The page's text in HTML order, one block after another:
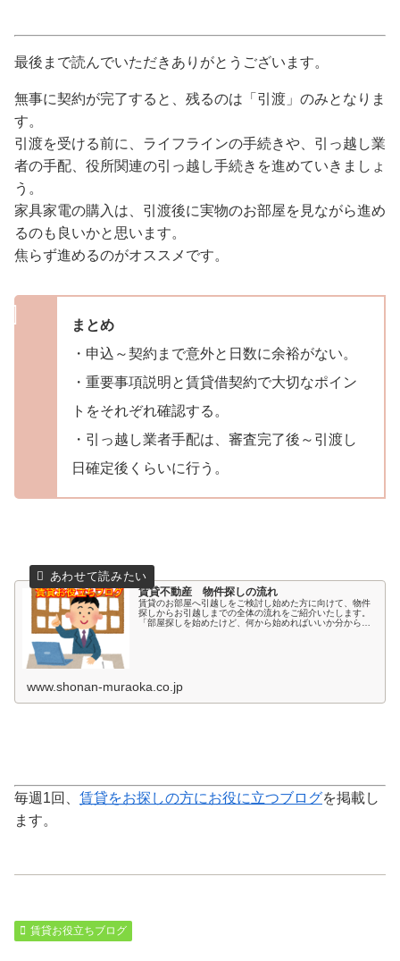
最後まで読んでいただきありがとうございます。
無事に契約が完了すると、残るのは「引渡」のみとなりま
す。
引渡を受ける前に、ライフラインの手続きや、引っ越し業
者の手配、役所関連の引っ越し手続きを進めていきましょ
う。
家具家電の購入は、引渡後に実物のお部屋を見ながら進め
るのも良いかと思います。
焦らず進めるのがオススメです。
まとめ
・申込～契約まで意外と日数に余裕がない。
・重要事項説明と賃貸借契約で大切なポイン
トをそれぞれ確認する。
・引っ越し業者手配は、審査完了後～引渡し
日確定後くらいに行う。
賃貸不動産 物件探しの流れ
賃貸のお部屋へ引越しをご検討し始めた方に向けて、物件
探しからお引越しまでの全体の流れをご紹介いたします。
「部屋探しを始めたけど、何から始めればいいか分からな
www.shonan-muraoka.co.jp
毎週1回、 賃貸をお探しの方にお役に立つブログを掲載し
ます。
賃貸お役立ちブログ